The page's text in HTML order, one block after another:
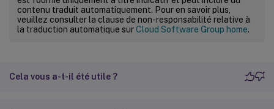
contenu traduit automatiquement. Pour en savoir plus,
veuillez consulter la clause de non-responsabilité relative à
la traduction automatique surCloud Software Group home.
Cela vous a-t-il été utile ?